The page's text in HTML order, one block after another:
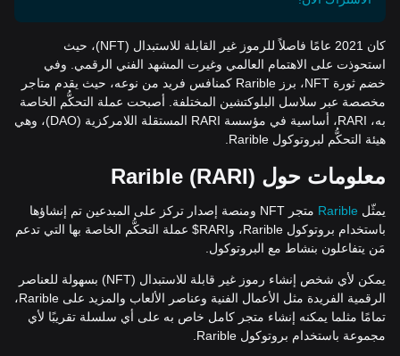
كان 2021 عامًا فاصلاً للرموز غير القابلة للاستبدال (NFT)، حيث
استحوذت على الاهتمام العالمي وغيرت المشهد الفني الرقمي. وفي
خضم ثورة NFT، برز Rarible كمنافس فريد من نوعه، حيث يقدم متاجر
مخصصة عبر سلاسل البلوكتشين المختلفة. أصبحت عملة التحكُّم الخاصة
به، RARI، أساسية في مؤسسة RARI المستقلة اللامركزية (DAO)، وهي
هيئة التحكُّم لبروتوكول Rarible.
معلومات حول Rarible (RARI)
يمثّل Rarible
متجر NFT ومنصة إصدار تركز على المبدعين تم إنشاؤها
باستخدام بروتوكول Rarible، وRARI$ عملة التحكُّم الخاصة بها التي تدعم
مَن يتفاعلون بنشاط مع البروتوكول.
يمكن لأي شخص إنشاء رموز غير قابلة للاستبدال (NFT) بسهولة للعناصر
الرقمية الفريدة مثل الأعمال الفنية وعناصر الألعاب والمزيد على Rarible،
تمامًا مثلما يمكنه إنشاء متجر كامل خاص به على أي سلسلة تقريبًا لأي
مجموعة باستخدام بروتوكول Rarible.